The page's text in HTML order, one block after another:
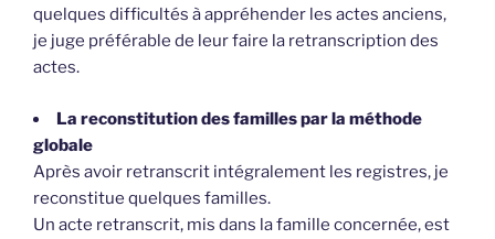
quelques difficultés à appréhender les actes anciens,
je juge préférable de leur faire la retranscription des
actes.
La reconstitution des familles par la méthode
globale
Après avoir retranscrit intégralement les registres, je
reconstitue quelques familles.
Un acte retranscrit, mis dans la famille concernée, est